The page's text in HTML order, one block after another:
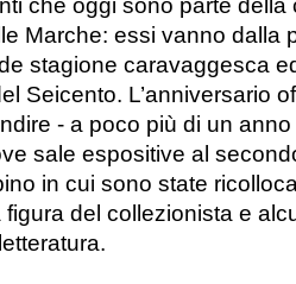
che oggi sono parte della
Marche: essi vanno dalla
stagione caravaggesca
Seicento. L’anniversario
- a poco più di un
sale espositive al
in cui sono state
del collezionista e